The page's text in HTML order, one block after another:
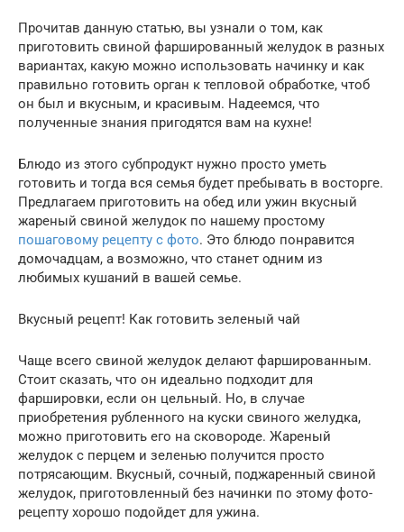
Прочитав данную статью, вы узнали о том, как
приготовить свиной фаршированный желудок в разных
вариантах, какую можно использовать начинку и как
правильно готовить орган к тепловой обработке, чтоб
он был и вкусным, и красивым. Надеемся, что
полученные знания пригодятся вам на кухне!
Блюдо из этого субпродукт нужно просто уметь
готовить и тогда вся семья будет пребывать в восторге.
Предлагаем приготовить на обед или ужин вкусный
жареный свиной желудок по нашему простому
пошаговому рецепту с фото. Это блюдо понравится
домочадцам, а возможно, что станет одним из
любимых кушаний в вашей семье.
Вкусный рецепт! Как готовить зеленый чай
Чаще всего свиной желудок делают фаршированным.
Стоит сказать, что он идеально подходит для
фаршировки, если он цельный. Но, в случае
приобретения рубленного на куски свиного желудка,
можно приготовить его на сковороде. Жареный
желудок с перцем и зеленью получится просто
потрясающим. Вкусный, сочный, поджаренный свиной
желудок, приготовленный без начинки по этому фото-
рецепту хорошо подойдет для ужина.